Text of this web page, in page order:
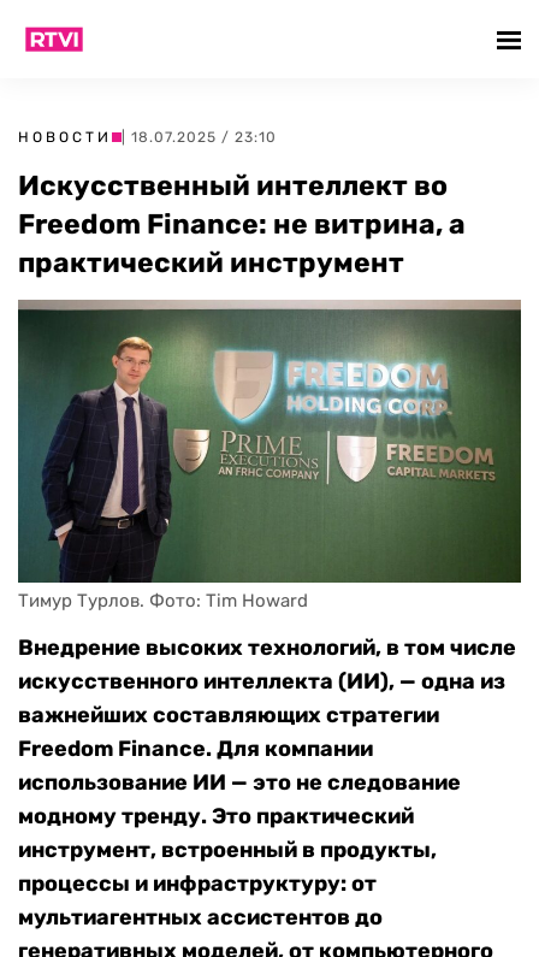
НОВОСТИ | 18.07.2025 / 23:10
Искусственный интеллект во
Freedom Finance: не витрина, а
практический инструмент
Тимур Турлов. Фото: Tim Howard
Внедрение высоких технологий, в том числе
искусственного интеллекта (ИИ), — одна из
важнейших составляющих стратегии
Freedom Finance. Для компании
использование ИИ — это не следование
модному тренду. Это практический
инструмент, встроенный в продукты,
процессы и инфраструктуру: от
мультиагентных ассистентов до
генеративных моделей, от компьютерного